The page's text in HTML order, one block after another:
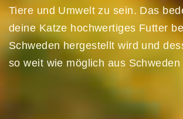
Tiere und Umwelt zu sein. Das
deine Katze hochwertiges Futter
Schweden hergestellt wird und
so weit wie möglich aus Schweden